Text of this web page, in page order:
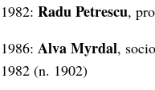
1982: Radu Petrescu,
1986: Alva Myrdal,
1982 (n. 1902)